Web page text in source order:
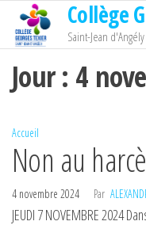
Passer
contenu
Collège
Saint-Jean d'Angély
Jour : 4
Accueil
Non au
4 novembre 2024 Par
JEUDI 7 NOVEMBRE 2024